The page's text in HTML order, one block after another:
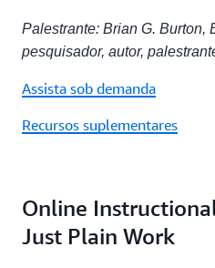
Palestrante: Brian G. Burton,
pesquisador, autor,
Assista sob demanda
Recursos suplementares
Online
Just Plain Work